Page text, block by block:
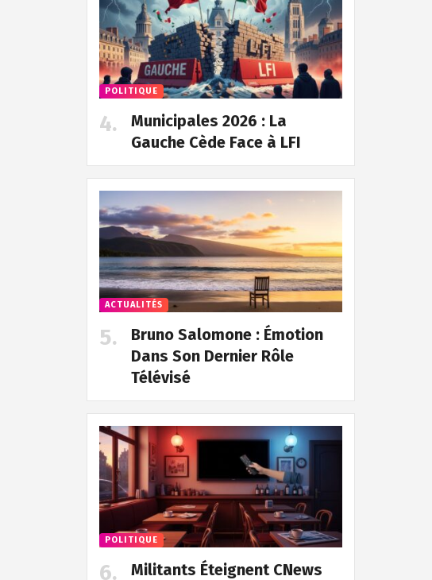
POLITIQUE
Municipales 2026 : La
Gauche Cède Face à LFI
ACTUALITÉS
Bruno Salomone : Émotion
Dans Son Dernier Rôle
Télévisé
POLITIQUE
Militants Éteignent CNews